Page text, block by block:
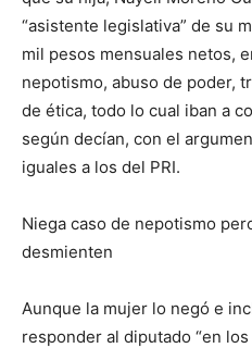
“asistente legislativa” de su
mil pesos mensuales netos,
nepotismo, abuso de poder,
de ética, todo lo cual iban a
según decían, con el
iguales a los del PRI.
Niega caso de nepotismo
desmienten
Aunque la mujer lo negó e
responder al diputado “en